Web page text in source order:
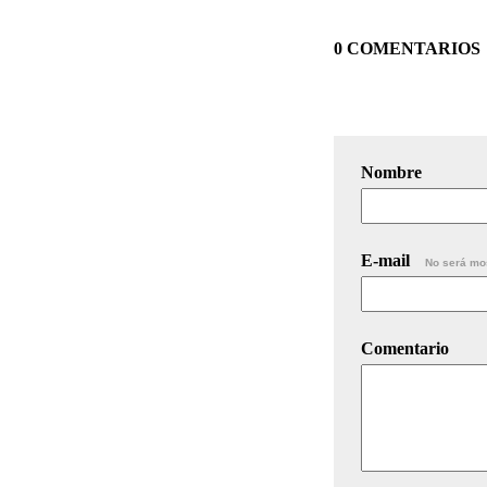
0 COMENTARIOS
Nombre
E-mail No será
Comentario